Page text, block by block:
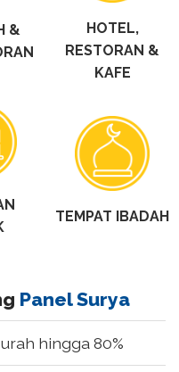
&
HOTEL,
RESTORAN &
KAFE
TEMPAT IBADAH
Panel Surya
hingga 80%